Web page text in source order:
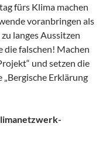
fürs Klima machen
voranbringen als
langes Aussitzen
die falschen! Machen
und setzen die
Erklärung